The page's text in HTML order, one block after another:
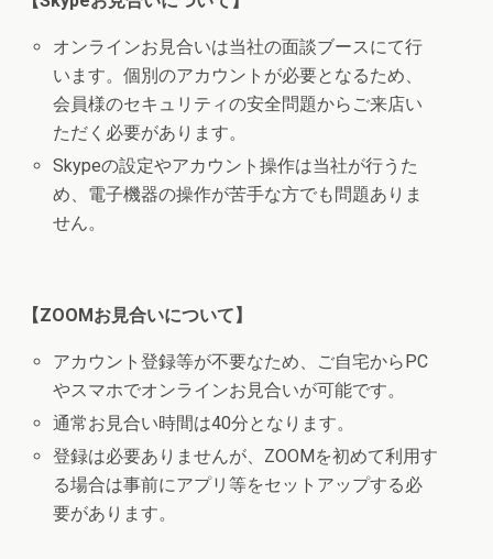
オンラインお見合いは当社の面談ブースにて行
います。個別のアカウントが必要となるため、
会員様のセキュリティの安全問題からご来店い
ただく必要があります。
Skypeの設定やアカウント操作は当社が行うた
め、電子機器の操作が苦手な方でも問題ありま
せん。
【ZOOMお見合いについて】
アカウント登録等が不要なため、ご自宅からPC
やスマホでオンラインお見合いが可能です。
通常お見合い時間は40分となります。
登録は必要ありませんが、ZOOMを初めて利用す
る場合は事前にアプリ等をセットアップする必
要があります。